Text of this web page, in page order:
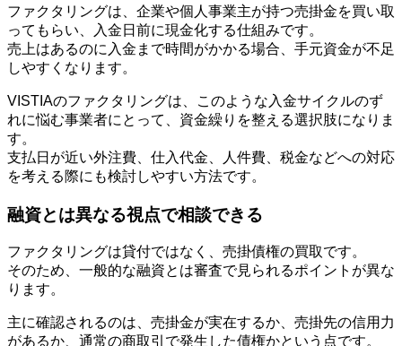
ファクタリングは、企業や個人事業主が持つ売掛金を買い取
ってもらい、入金日前に現金化する仕組みです。
売上はあるのに入金まで時間がかかる場合、手元資金が不足
しやすくなります。
VISTIAのファクタリングは、このような入金サイクルのず
れに悩む事業者にとって、資金繰りを整える選択肢になりま
す。
支払日が近い外注費、仕入代金、人件費、税金などへの対応
を考える際にも検討しやすい方法です。
融資とは異なる視点で相談できる
ファクタリングは貸付ではなく、売掛債権の買取です。
そのため、一般的な融資とは審査で見られるポイントが異な
ります。
主に確認されるのは、売掛金が実在するか、売掛先の信用力
があるか、通常の商取引で発生した債権かという点です。